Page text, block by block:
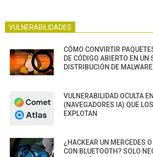
VULNERABILIDADES
CÓMO CONVIRTIR
DE CÓDIGO ABIERTO EN UN
DISTRIBUCIÓN DE MALWARE
VULNERABILIDAD OCULTA
(NAVEGADORES IA) QUE
EXPLOTAN
¿HACKEAR UN MERCEDES
CON BLUETOOTH? SOLO